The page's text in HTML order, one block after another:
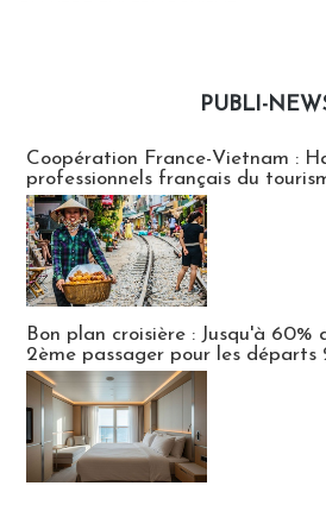
PUBLI-
Coopération France-Vietnam :
professionnels français du
Bon plan croisière : Jusqu'à 60%
2ème passager pour les départs